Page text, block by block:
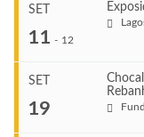
Ago 22, 2026
SET
11 - 12
SET
19